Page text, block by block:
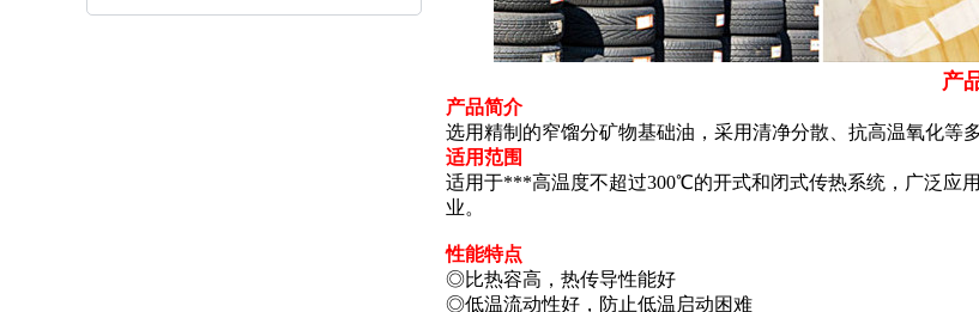
产
产品简介
选用精制的窄馏分矿物基础油，采用清净分散、抗高温氧化等
适用范围
适用于***高温度不超过300℃的开式和闭式传热系统，广泛应
业。
性能特点
◎比热容高，热传导性能好
◎低温流动性好，防止低温启动困难